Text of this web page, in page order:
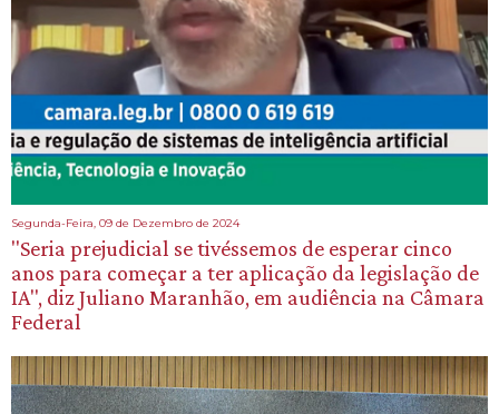
Segunda-Feira, 09 de Dezembro de 2024
"Seria prejudicial se tivéssemos de esperar cinco
anos para começar a ter aplicação da legislação de
IA", diz Juliano Maranhão, em audiência na Câmara
Federal